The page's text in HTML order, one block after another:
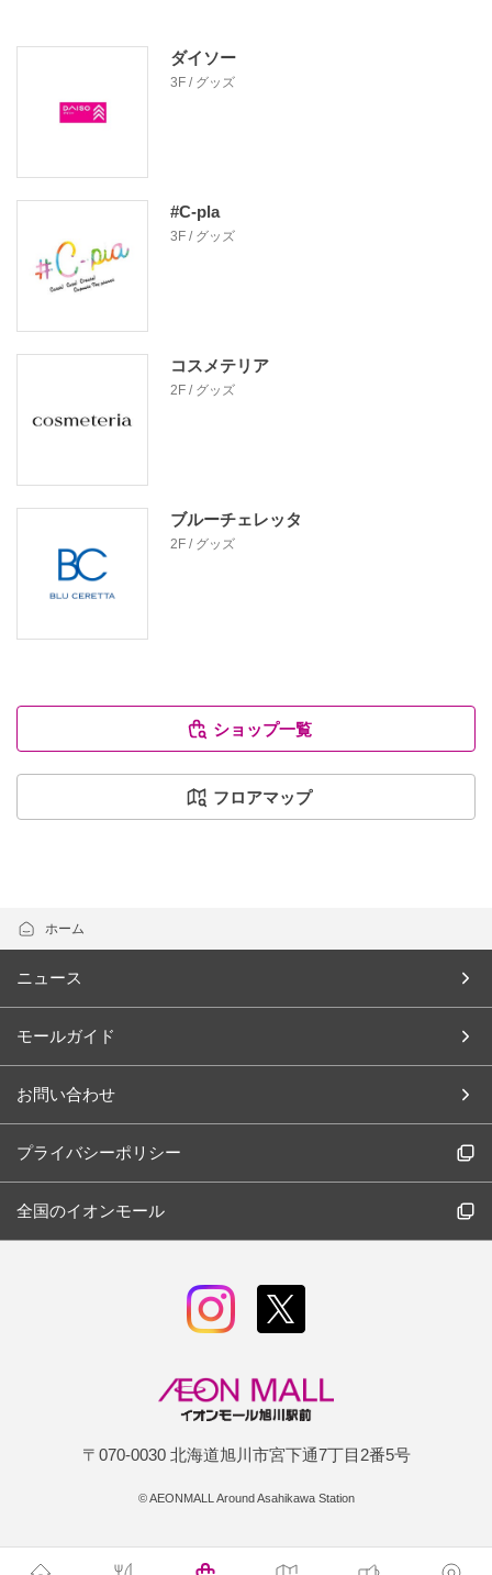
ダイソー
3F / グッズ
#C-pla
3F / グッズ
コスメテリア
2F / グッズ
ブルーチェレッタ
2F / グッズ
ショップ一覧
フロアマップ
ホーム
ニュース
モールガイド
お問い合わせ
プライバシーポリシー
全国のイオンモール
〒070-0030 北海道旭川市宮下通7丁目2番5号
©AEONMALL Around Asahikawa Station